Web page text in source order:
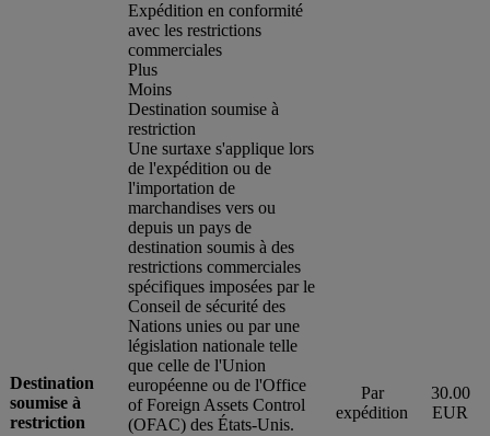
Destination
soumise à
restriction
Expédition en conformité
avec les restrictions
commerciales
Plus
Moins
Destination soumise à
restriction
Une surtaxe s'applique lors
de l'expédition ou de
l'importation de
marchandises vers ou
depuis un pays de
destination soumis à des
restrictions commerciales
spécifiques imposées par le
Conseil de sécurité des
Nations unies ou par une
législation nationale telle
que celle de l'Union
européenne ou de l'Office
of Foreign Assets Control
(OFAC) des États-Unis.
Par
expédition
30.00
EUR